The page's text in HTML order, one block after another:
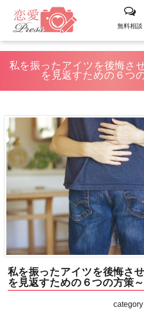
無料相談
私を振ったアイツを後悔さ
を見返すための６つ
私を振ったアイツを後悔さ
を見返すための６つの方策～
category